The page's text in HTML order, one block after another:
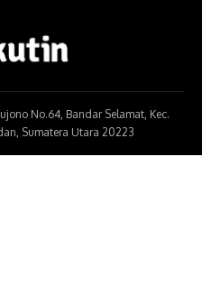
No.64, Bandar Selamat, Kec.
Sumatera Utara 20223